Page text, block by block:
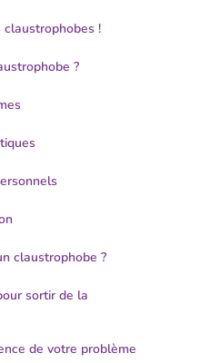
claustrophobes !
?
claustrophobe ?
sortir de la
de votre problème